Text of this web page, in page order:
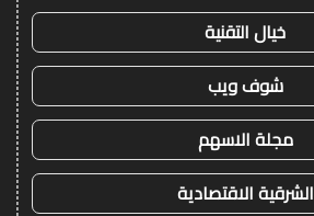
خيال التقنية
شوف ويب
مجلة الاسهم
الشرقية الاقتصادية